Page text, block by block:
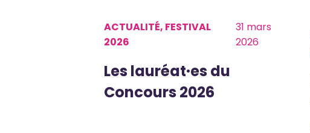
ACTUALITÉ, FESTIVAL
2026
31 mars
2026
Les lauréat·es du
Concours 2026